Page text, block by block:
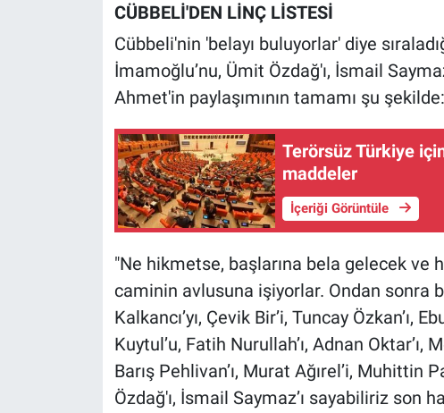
CÜBBELİ'DEN LİNÇ LİSTESİ
Cübbeli'nin 'belayı buluyorlar' diye
İmamoğlu’nu, Ümit Özdağ'ı, İsmail
Ahmet'in paylaşımının tamamı şu şekilde:
Terörsüz Türkiye
maddeler
İçeriği Görüntüle
"Ne hikmetse, başlarına bela gelecek ve
caminin avlusuna işiyorlar. Ondan sonra
Kalkancı’yı, Çevik Bir’i, Tuncay Özkan’ı,
Kuytul’u, Fatih Nurullah’ı, Adnan Oktar’ı,
Barış Pehlivan’ı, Murat Ağırel’i,
Özdağ'ı, İsmail Saymaz’ı sayabiliriz son
Programlar
Türkiye'nin Geleceği
Türkiye'nin Gündemi